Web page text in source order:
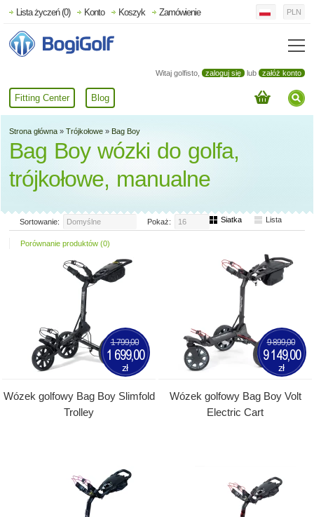
Witaj golfisto, zaloguj się lub załóż konto
Fitting Center Blog
Lista życzeń (0) Konto Koszyk Zamówienie PLN
Strona główna » Trójkołowe » Bag Boy
Bag Boy wózki do golfa,
trójkołowe, manualne
Sortowanie: Domyślne Pokaż: 16 Siatka Lista
Porównanie produktów (0)
Wózek golfowy Bag Boy Slimfold
Trolley
1 799,00
1 699,00
zł
Wózek golfowy Bag Boy Volt
Electric Cart
9 899,00
9 149,00
zł